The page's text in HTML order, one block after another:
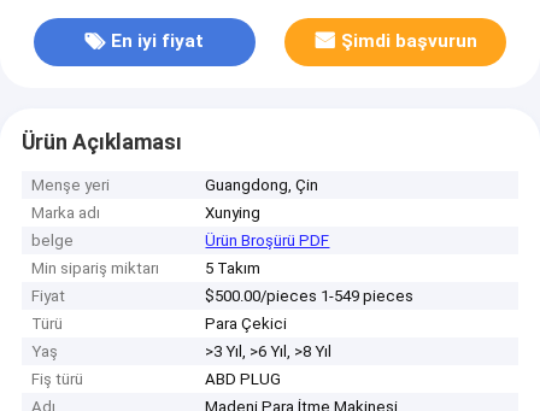
En iyi fiyat Şimdi başvurun
Ürün Açıklaması
Menşe yeri
Guangdong, Çin
Marka adı
Xunying
belge
Ürün Broşürü PDF
Min sipariş miktarı
5 Takım
Fiyat
$500.00/pieces 1-549 pieces
Türü
Para Çekici
Yaş
>3 Yıl, >6 Yıl, >8 Yıl
Fiş türü
ABD PLUG
Adı
Madeni Para İtme Makinesi